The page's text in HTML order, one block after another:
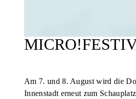
Am 7. und 8. August wird die
Innenstadt erneut zum